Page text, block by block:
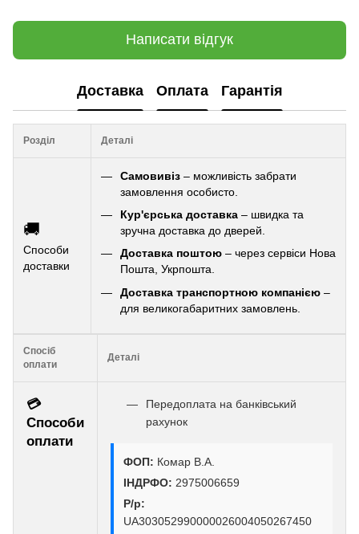
Написати відгук
Доставка Оплата Гарантія
Розділ Деталі
🚚
Способи
доставки
Самовивіз – можливість забрати
замовлення особисто.
Кур'єрська доставка – швидка та
зручна доставка до дверей.
Доставка поштою – через сервіси Нова
Пошта, Укрпошта.
Доставка транспортною компанією –
для великогабаритних замовлень.
Спосіб
оплати
Деталі
💳
Способи
оплати
Передоплата на банківський
рахунок
ФОП: Комар В.А.
ІНДРФО: 2975006659
Р/р:
UA303052990000026004050267450